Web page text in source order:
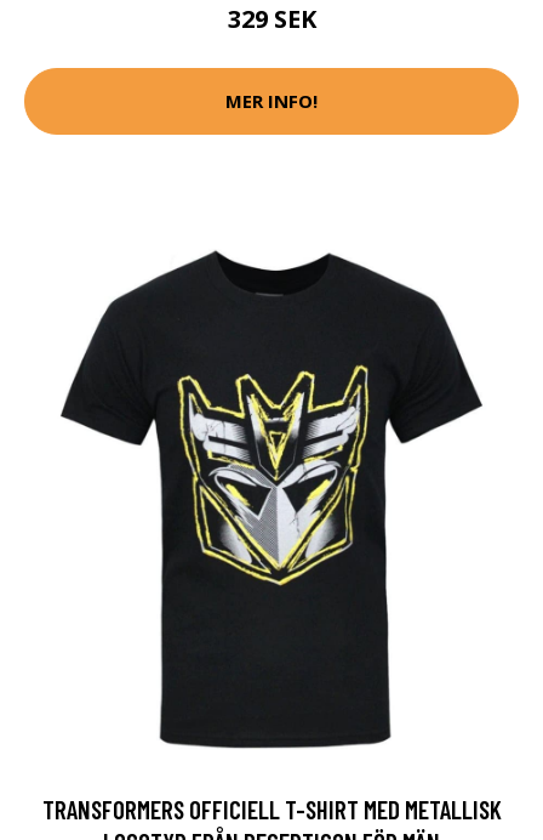
329 SEK
MER INFO!
TRANSFORMERS OFFICIELL T-SHIRT MED METALLISK